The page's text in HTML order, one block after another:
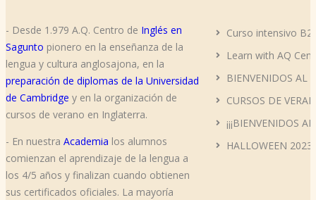
- Desde 1.979 A.Q. Centro de Inglés en
Sagunto pionero en la enseñanza de la
lengua y cultura anglosajona, en la
preparación de diplomas de la Universidad
de Cambridge y en la organización de
cursos de verano en Inglaterra.
- En nuestra Academia los alumnos
comienzan el aprendizaje de la lengua a
los 4/5 años y finalizan cuando obtienen
sus certificados oficiales. La mayoría
Curso intensivo B2
Learn with AQ
BIENVENIDOS AL
CURSOS DE
¡¡¡BIENVENIDOS
HALLOWEEN 2023